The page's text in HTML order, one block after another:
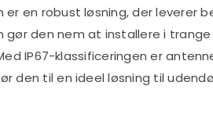
er en robust løsning, der leverer
den nem at installere i trange
IP67-klassificeringen er
til en ideel løsning til